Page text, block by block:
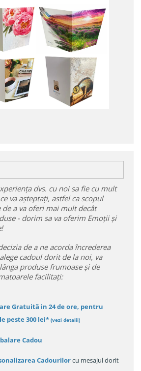
dvs. cu noi sa fie cu mult
va așteptați, astfel ca scopul
de a va oferi mai mult decât
- dorim sa va oferim Emoții și
de a ne acorda încrederea
cadoul dorit de la noi, va
produse frumoase și de
facilitați:
Gratuită in 24 de ore, pentru
peste 300 lei* (vezi detalii)
Cadou
Cadourilorcu mesajul dorit